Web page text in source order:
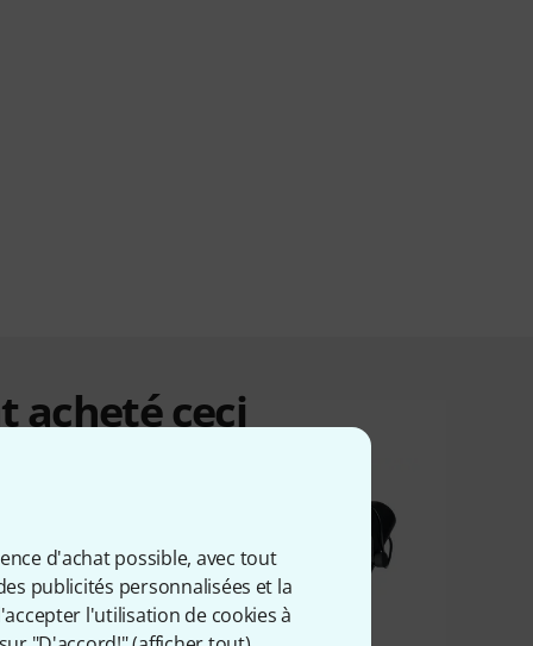
d'achat possible, avec tout
publicités personnalisées et la
l'utilisation de cookies à
acheté ceci